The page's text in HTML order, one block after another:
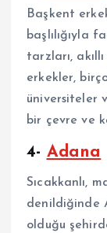
Başkent
başlılığıyla
tarzları,
erkekler,
üniversiteler
bir çevre ve
4- Adana
Sıcakkanlı,
denildiğinde
olduğu